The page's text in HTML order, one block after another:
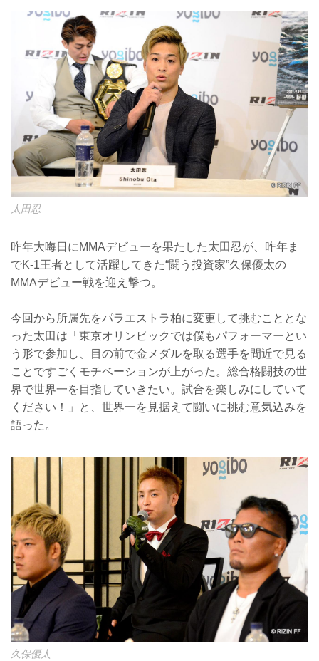
太田忍
昨年大晦日にMMAデビューを果たした太田忍が、昨年ま
でK-1王者として活躍してきた“闘う投資家”久保優太の
MMAデビュー戦を迎え撃つ。
今回から所属先をパラエストラ柏に変更して挑むこととな
った太田は「東京オリンピックでは僕もパフォーマーとい
う形で参加し、目の前で金メダルを取る選手を間近で見る
ことですごくモチベーションが上がった。総合格闘技の世
界で世界一を目指していきたい。試合を楽しみにしていて
ください！」と、世界一を見据えて闘いに挑む意気込みを
語った。
久保優太